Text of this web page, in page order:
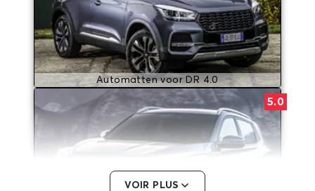
Automatten voor DR 4.0
5.0
VOIR PLUS